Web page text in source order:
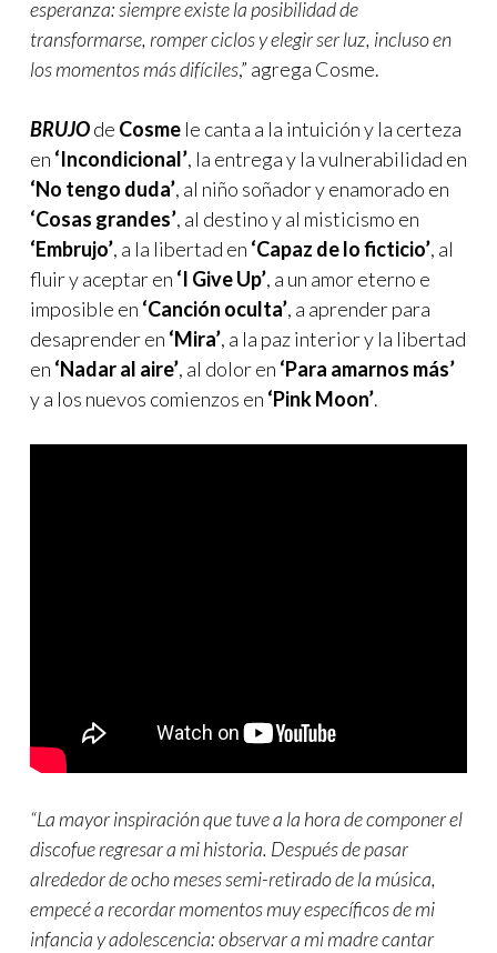
esperanza: siempre existe la posibilidad de
transformarse, romper ciclos y elegir ser luz, incluso en
los momentos más difíciles,” agrega Cosme.
BRUJOde Cosme le canta a la intuición y la certeza
en ‘Incondicional’, la entrega y la vulnerabilidad en
‘No tengo duda’, al niño soñador y enamorado en
‘Cosas grandes’, al destino y al misticismo en
‘Embrujo’, a la libertad en ‘Capaz de lo ficticio’, al
fluir y aceptar en ‘I Give Up’, a un amor eterno e
imposible en ‘Canción oculta’, a aprender para
desaprender en ‘Mira’, a la paz interior y la libertad
en ‘Nadar al aire’, al dolor en ‘Para amarnos más’
y a los nuevos comienzos en ‘Pink Moon’.
“La mayor inspiración que tuve a la hora de componer el
discofue regresar a mi historia. Después de pasar
alrededor de ocho meses semi-retirado de la música,
empecé a recordar momentos muy específicos de mi
infancia y adolescencia: observar a mi madre cantar